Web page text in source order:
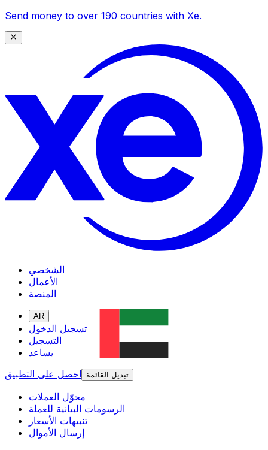
Send money to over 190 countries with Xe.
الشخصي
الأعمال
المنصة
AR
تسجيل الدخول
التسجيل
يساعد
احصل على التطبيق
تبديل القائمة
محوّل العملات
الرسومات البيانية للعملة
تنبيهات الأسعار
إرسال الأموال